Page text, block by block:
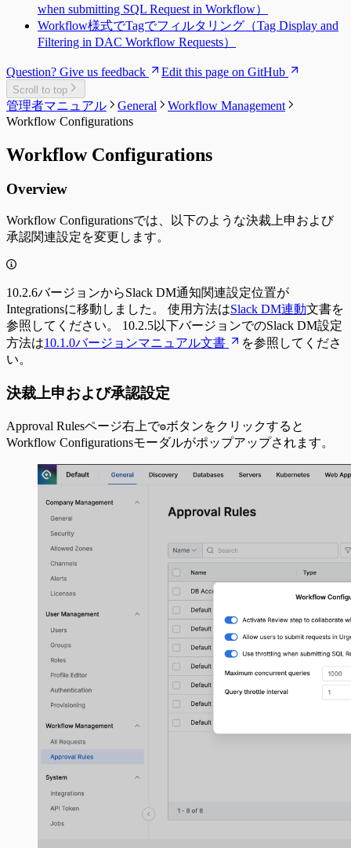
when submitting SQL Request in Workflow）
Workflow様式でTagでフィルタリング（Tag Display and
Filtering in DAC Workflow Requests）
Question? Give us feedback Edit this page on GitHub
Scroll to top
管理者マニュアル General
Workflow Management
Workflow Configurations
Workflow Configurations
Overview
Workflow Configurationsでは、以下のような決裁上申および
承認関連設定を変更します。
10.2.6バージョンからSlack DM通知関連設定位置が
Integrationsに移動しました。 使用方法はSlack DM連動文書を
参照してください。 10.2.5以下バージョンでのSlack DM設定
方法は10.1.0バージョンマニュアル文書
を参照してくださ
い。
決裁上申および承認設定
Approval Rulesページ右上で⚙️ボタンをクリックすると
Workflow Configurationsモーダルがポップアップされます。